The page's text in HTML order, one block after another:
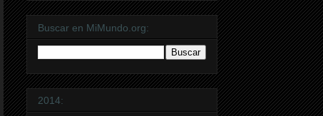
Buscar en MiMundo.org:
2014: